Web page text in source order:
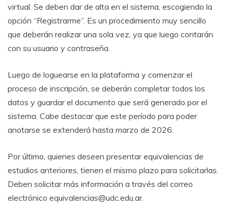
virtual. Se deben dar de alta en el sistema, escogiendo la
opción “Registrarme”. Es un procedimiento muy sencillo
que deberán realizar una sola vez, ya que luego contarán
con su usuario y contraseña.
Luego de loguearse en la plataforma y comenzar el
proceso de inscripción, se deberán completar todos los
datos y guardar el documento que será generado por el
sistema. Cabe destacar que este período para poder
anotarse se extenderá hasta marzo de 2026.
Por último, quienes deseen presentar equivalencias de
estudios anteriores, tienen el mismo plazo para solicitarlas.
Deben solicitar más información a través del correo
electrónico equivalencias@udc.edu.ar.